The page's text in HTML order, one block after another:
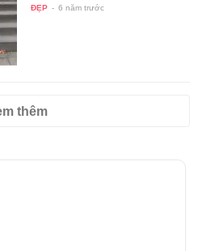
ĐẸP - 6 năm trước
thêm